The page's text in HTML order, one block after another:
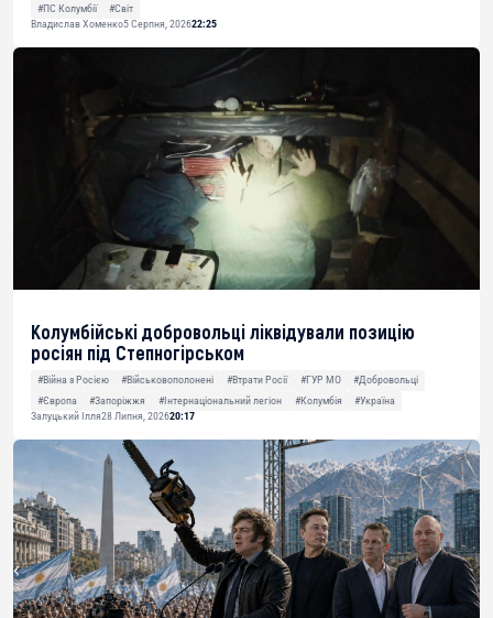
#ПС Колумбії
#Світ
Владислав Хоменко5 Серпня, 202622:25
Колумбійські добровольці ліквідували позицію
росіян під Степногірськом
#Війна з Росією #Військовополонені #Втрати Росії #ГУР МО
#Добровольці
#Європа
#Запоріжжя #Інтернаціональний легіон #Колумбія
#Україна
Залуцький Ілля28 Липня, 202620:17